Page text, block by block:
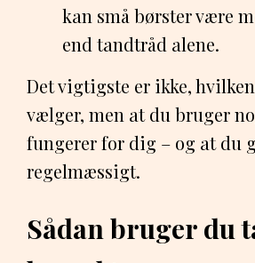
kan små børster være
end tandtråd alene.
Det vigtigste er ikke,
vælger, men at du bruger
fungerer for dig – og at du
regelmæssigt.
Sådan bruger du